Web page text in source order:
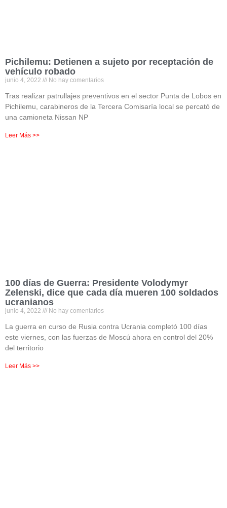
Pichilemu: Detienen a sujeto por receptación de
vehículo robado
junio 4, 2022 No hay comentarios
Tras realizar patrullajes preventivos en el sector Punta de Lobos en
Pichilemu, carabineros de la Tercera Comisaría local se percató de
una camioneta Nissan NP
Leer Más >>
100 días de Guerra: Presidente Volodymyr
Zelenski, dice que cada día mueren 100 soldados
ucranianos
junio 4, 2022 No hay comentarios
La guerra en curso de Rusia contra Ucrania completó 100 días
este viernes, con las fuerzas de Moscú ahora en control del 20%
del territorio
Leer Más >>